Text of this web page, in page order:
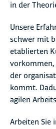
in der
Unsere
schwer mit
etablierten
vorkommen,
der
kommt.
agilen
Arbeiten Sie